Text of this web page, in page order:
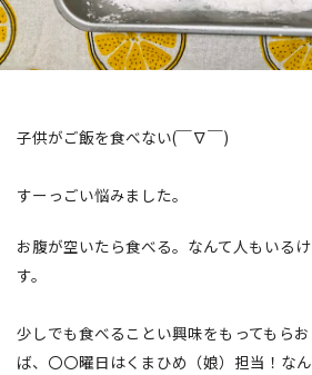
子供がご飯を食べない(￣∇￣)
すーっごい悩みました。
お腹が空いたら食べる。なんて人もいる
す。
少しでも食べることい興味をもってもら
ば、〇〇曜日はくまひめ（娘）担当！な